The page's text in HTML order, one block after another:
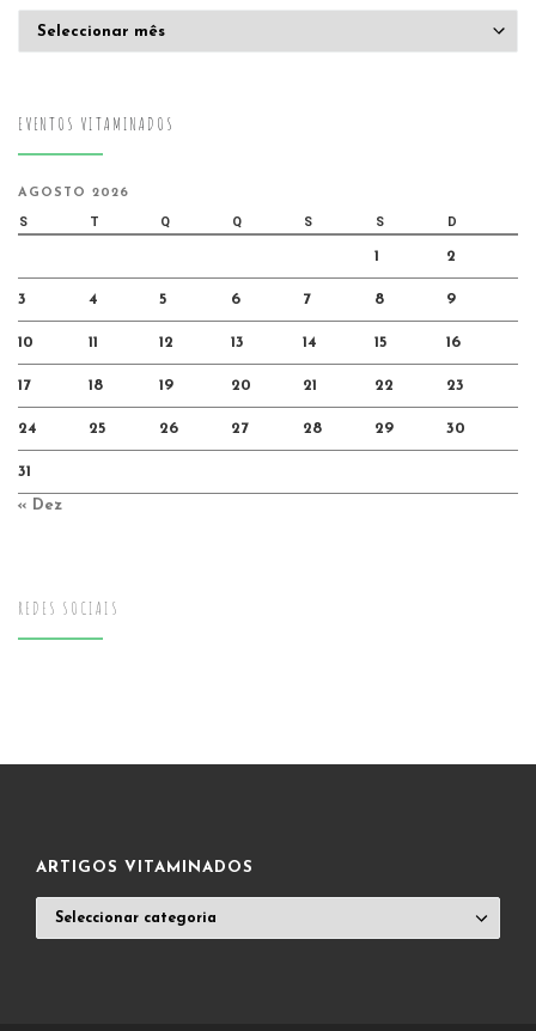
EVENTOS VITAMINADOS
AGOSTO 2026
S T Q Q S S D
1 2
3 4 5 6 7 8 9
10 11 12 13 14 15 16
17 18 19 20 21 22 23
24 25 26 27 28 29 30
31
« Dez
REDES SOCIAIS
ARTIGOS VITAMINADOS
VITAMINADOS